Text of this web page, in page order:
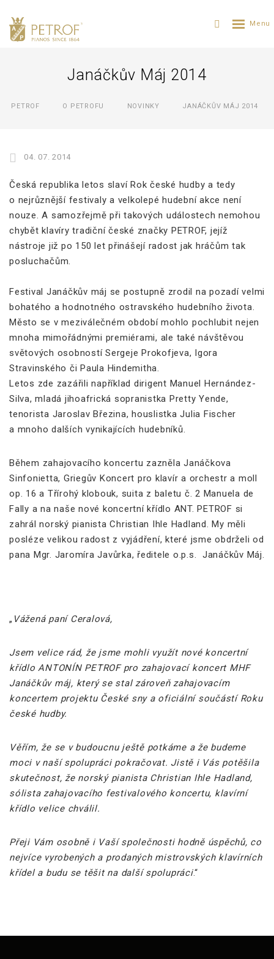
Janáčkův Máj 2014
PETROF O PETROFU NOVINKY JANÁČKŮV MÁJ 2014
04. 07. 2014
Česká republika letos slaví Rok české hudby a tedy
o nejrůznější festivaly a velkolepé hudební akce není
nouze. A samozřejmě při takových událostech nemohou
chybět klavíry tradiční české značky PETROF, jejíž
nástroje již po 150 let přinášejí radost jak hráčům tak
posluchačům.
Festival Janáčkův máj se postupně zrodil na pozadí velmi
bohatého a hodnotného ostravského hudebního života.
Město se v meziválečném období mohlo pochlubit nejen
mnoha mimořádnými premiérami, ale také návštěvou
světových osobností Sergeje Prokofjeva, Igora
Stravinského či Paula Hindemitha.
Letos zde zazářili například dirigent Manuel Hernández-
Silva, mladá jihoafrická sopranistka Pretty Yende,
tenorista Jaroslav Březina, houslistka Julia Fischer
a mnoho dalších vynikajících hudebníků.
Během zahajovacího koncertu zazněla Janáčkova
Sinfonietta, Griegův Koncert pro klavír a orchestr a moll
op. 16 a Třírohý klobouk, suita z baletu č. 2 Manuela de
Fally a na naše nové koncertní křídlo ANT. PETROF si
zahrál norský pianista Christian Ihle Hadland. My měli
posléze velikou radost z vyjádření, které jsme obdrželi od
pana Mgr. Jaromíra Javůrka, ředitele o.p.s. Janáčkův Máj.
„ Vážená paní Ceralová,
Jsem velice rád, že jsme mohli využít nové koncertní
křídlo ANTONÍN PETROF pro zahajovací koncert MHF
Janáčkův máj, který se stal zároveň zahajovacím
koncertem projektu České sny a oficiální součástí Roku
české hudby.
Věřím, že se v budoucnu ještě potkáme a že budeme
moci v naší spolupráci pokračovat. Jistě i Vás potěšila
skutečnost, že norský pianista Christian Ihle Hadland,
sólista zahajovacího festivalového koncertu, klavírní
křídlo velice chválil.
Přeji Vám osobně i Vaší společnosti hodně úspěchů, co
nejvíce vyrobených a prodaných mistrovských klavírních
křídel a budu se těšit na další spolupráci.“